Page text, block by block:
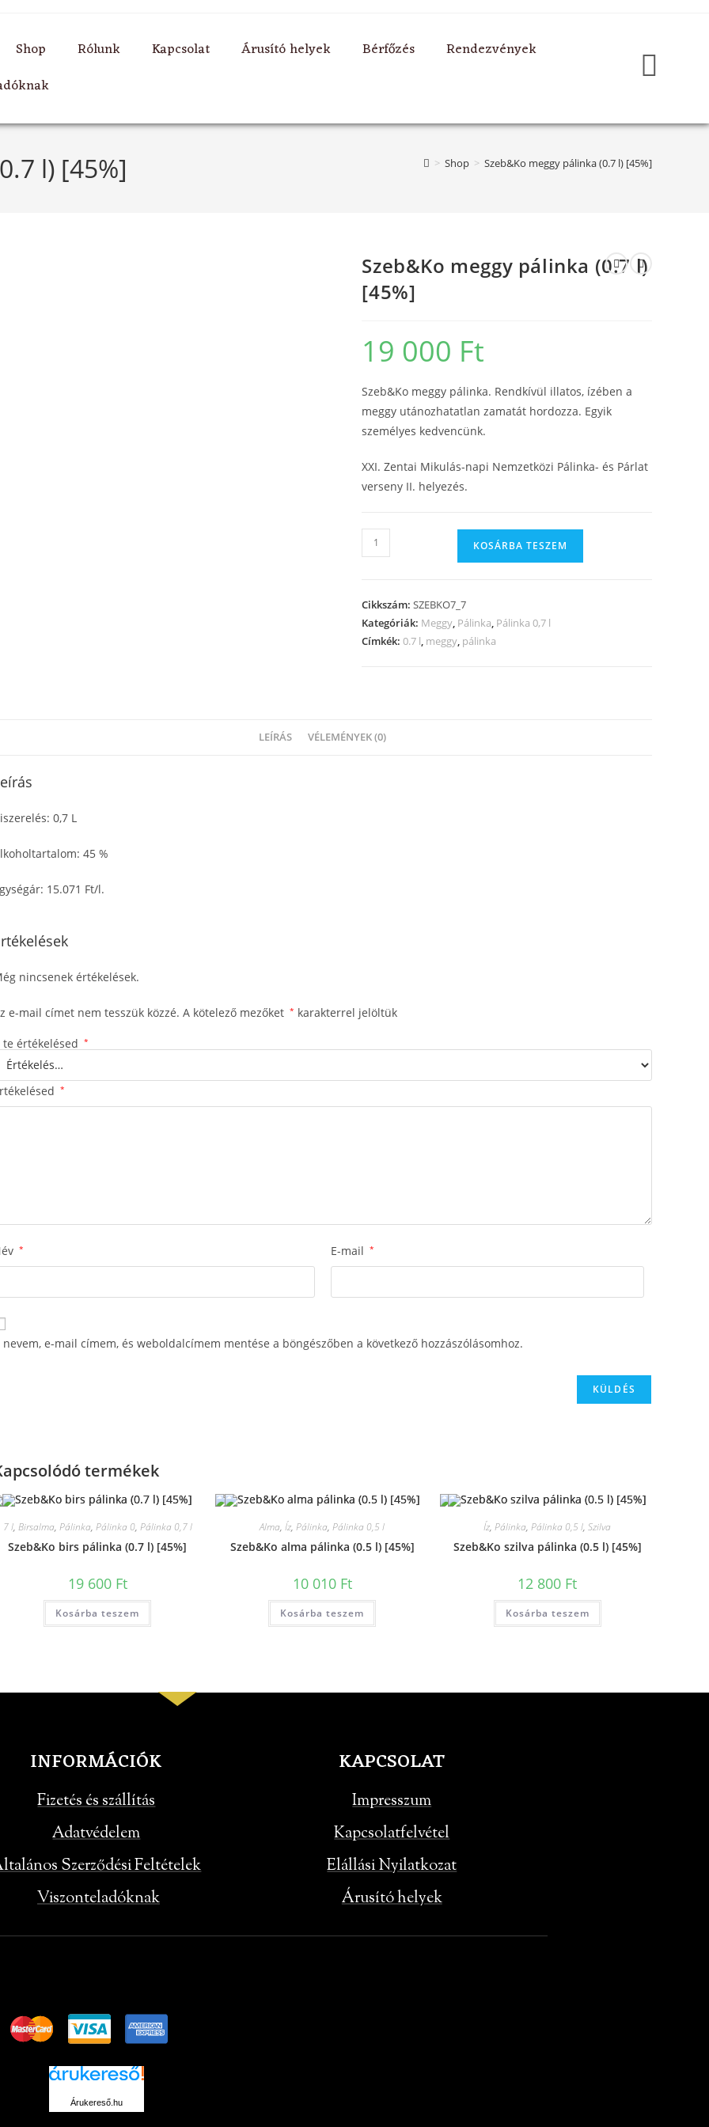
Shop Rólunk Kapcsolat Árusító helyek Bérfőzés
Rendezvények
l) [45%] > Shop > Szeb&Ko meggy pálinka (0.7 l) [45%]
Szeb&Ko meggy pálinka (0.7 l)
[45%]
19 000 Ft
Szeb&Ko meggy pálinka. Rendkívül illatos, ízében a
meggy utánozhatatlan zamatát hordozza. Egyik
személyes kedvencünk.
XXI. Zentai Mikulás-napi Nemzetközi Pálinka- és Párlat
verseny II. helyezés.
KOSÁRBA TESZEM
Cikkszám:SZEBKO7_7
Kategóriák: Meggy, Pálinka, Pálinka 0,7 l
Címkék:0.7 l, meggy, pálinka
LEÍRÁS VÉLEMÉNYEK (0)
0,7 L
45 %
15.071 Ft/l.
nincsenek értékelések.
e-mail címet nem tesszük közzé. A kötelező mezőket * karakterrel jelöltük
te értékelésed *
*
* E-mail *
nevem, e-mail címem, és weboldalcímem mentése a böngészőben a következő hozzászólásomhoz.
termékek
7 l, Birsalma, Pálinka, Pálinka 0, Pálinka 0,7 l
Szeb&Ko birs pálinka (0.7 l) [45%]
19 600 Ft
Kosárba teszem
Alma,Íz,Pálinka,Pálinka 0,5 l
Szeb&Ko alma pálinka (0.5 l) [45%]
10 010 Ft
Kosárba teszem
Íz,Pálinka,Pálinka 0,5 l,Szilva
Szeb&Ko szilva pálinka (0.5 l) [45%]
12 800 Ft
Kosárba teszem
INFORMÁCIÓK
Fizetés és szállítás
Adatvédelem
Szerződési Feltételek
Viszonteladóknak
KAPCSOLAT
Impresszum
Kapcsolatfelvétel
Elállási Nyilatkozat
Árusító helyek
Árukereső.hu